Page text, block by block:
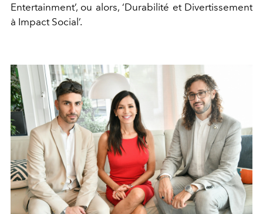
Entertainment’, ou alors, ‘Durabilité et Divertissement
à Impact Social’.